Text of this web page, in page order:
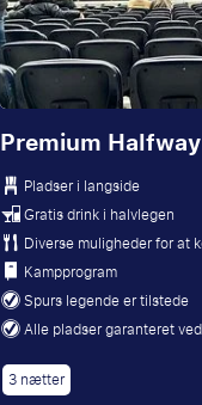
Premium
Pladser i langside
Gratis drink i halvlegen
Diverse muligheder for at
Kampprogram
Spurs legende er tilstede
Alle pladser garanteret
3 nætter